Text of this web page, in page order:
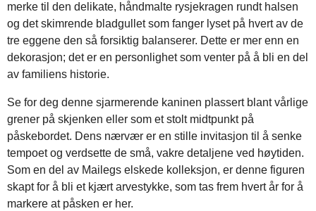
merke til den delikate, håndmalte rysjekragen rundt halsen
og det skimrende bladgullet som fanger lyset på hvert av de
tre eggene den så forsiktig balanserer. Dette er mer enn en
dekorasjon; det er en personlighet som venter på å bli en del
av familiens historie.
Se for deg denne sjarmerende kaninen plassert blant vårlige
grener på skjenken eller som et stolt midtpunkt på
påskebordet. Dens nærvær er en stille invitasjon til å senke
tempoet og verdsette de små, vakre detaljene ved høytiden.
Som en del av Mailegs elskede kolleksjon, er denne figuren
skapt for å bli et kjært arvestykke, som tas frem hvert år for å
markere at påsken er her.